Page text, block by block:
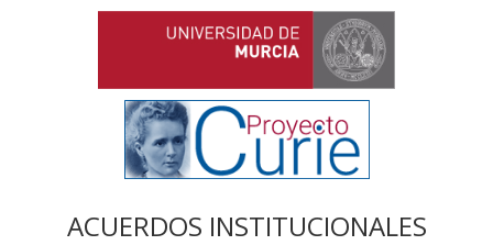
ACUERDOS INSTITUCIONALES